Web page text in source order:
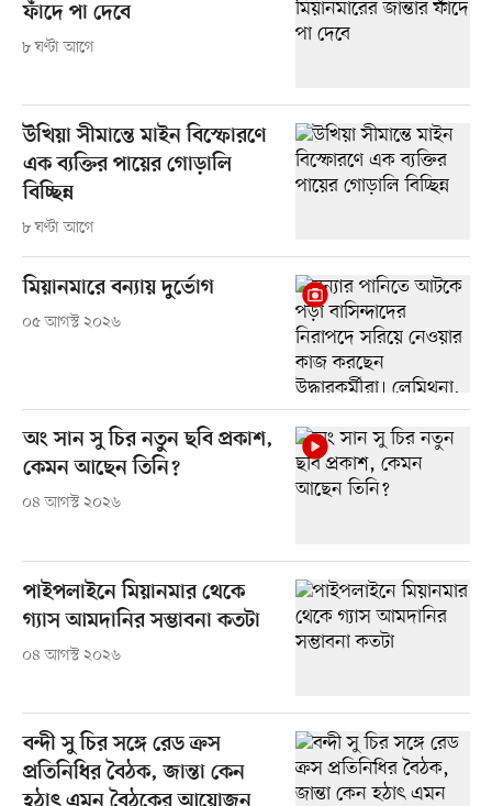
ফাঁদে পা দেবে
৮ ঘণ্টা আগে
উখিয়া সীমান্তে মাইন বিস্ফোরণে
এক ব্যক্তির পায়ের গোড়ালি
বিচ্ছিন্ন
৮ ঘণ্টা আগে
মিয়ানমারে বন্যায় দুর্ভোগ
০৫ আগস্ট ২০২৬
অং সান সু চির নতুন ছবি প্রকাশ,
কেমন আছেন তিনি?
০৪ আগস্ট ২০২৬
পাইপলাইনে মিয়ানমার থেকে
গ্যাস আমদানির সম্ভাবনা কতটা
০৪ আগস্ট ২০২৬
বন্দী সু চির সঙ্গে রেড ক্রস
প্রতিনিধির বৈঠক, জান্তা কেন